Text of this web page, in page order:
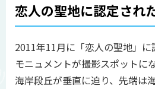
恋人の聖地に認定され
2011年11月に「恋人の聖地」
モニュメントが撮影スポットに
海岸段丘が垂直に迫り、先端は